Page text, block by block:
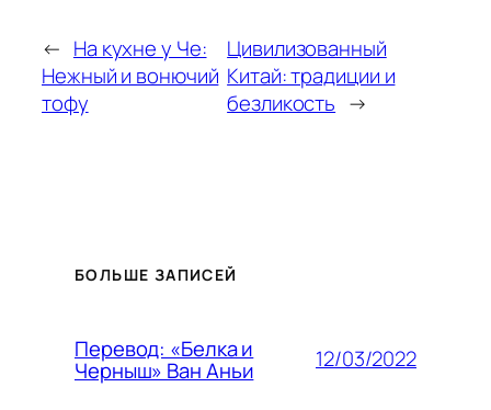
← На кухне у Че:
Нежный и вонючий
тофу
Цивилизованный
Китай: традиции и
безликость →
БОЛЬШЕ ЗАПИСЕЙ
Перевод: «Белка и
Черныш» Ван Аньи 12/03/2022